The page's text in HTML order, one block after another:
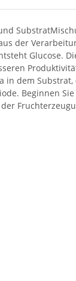
der
Glucose.
dem
Beginnen